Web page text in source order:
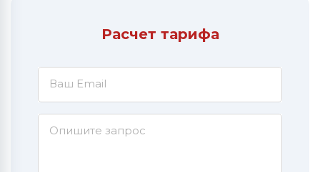
Расчет тарифа
Ваш Email
Опишите запрос